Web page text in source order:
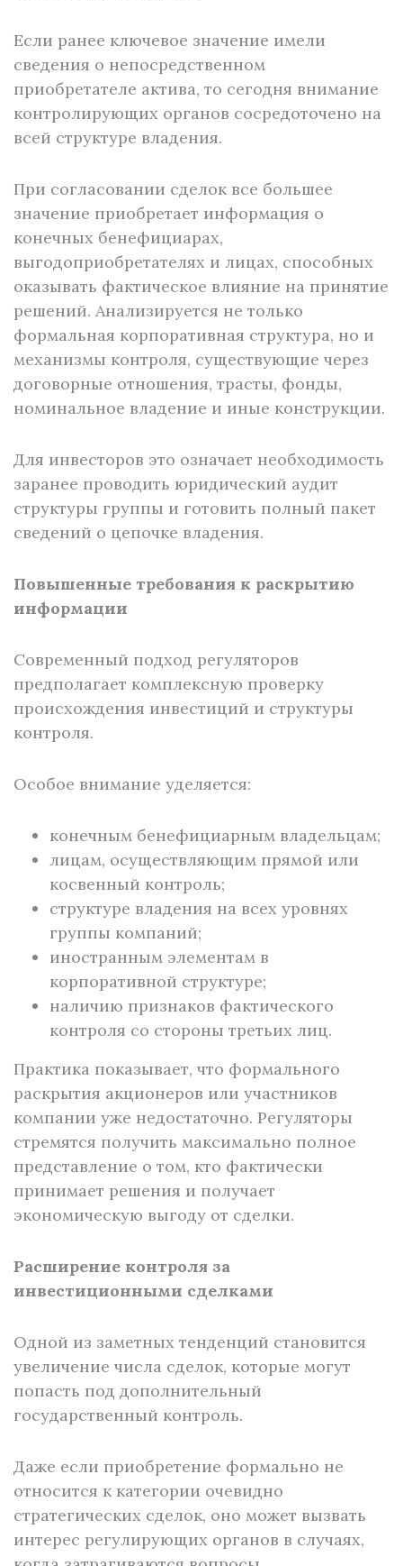
Если ранее ключевое значение имели
сведения о непосредственном
приобретателе актива, то сегодня внимание
контролирующих органов сосредоточено на
всей структуре владения.
При согласовании сделок все большее
значение приобретает информация о
конечных бенефициарах,
выгодоприобретателях и лицах, способных
оказывать фактическое влияние на принятие
решений. Анализируется не только
формальная корпоративная структура, но и
механизмы контроля, существующие через
договорные отношения, трасты, фонды,
номинальное владение и иные конструкции.
Для инвесторов это означает необходимость
заранее проводить юридический аудит
структуры группы и готовить полный пакет
сведений о цепочке владения.
Повышенные требования к раскрытию
информации
Современный подход регуляторов
предполагает комплексную проверку
происхождения инвестиций и структуры
контроля.
Особое внимание уделяется:
конечным бенефициарным владельцам;
лицам, осуществляющим прямой или
косвенный контроль;
структуре владения на всех уровнях
группы компаний;
иностранным элементам в
корпоративной структуре;
наличию признаков фактического
контроля со стороны третьих лиц.
Практика показывает, что формального
раскрытия акционеров или участников
компании уже недостаточно. Регуляторы
стремятся получить максимально полное
представление о том, кто фактически
принимает решения и получает
экономическую выгоду от сделки.
Расширение контроля за
инвестиционными сделками
Одной из заметных тенденций становится
увеличение числа сделок, которые могут
попасть под дополнительный
государственный контроль.
Даже если приобретение формально не
относится к категории очевидно
стратегических сделок, оно может вызвать
интерес регулирующих органов в случаях,